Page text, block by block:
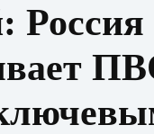
Россия